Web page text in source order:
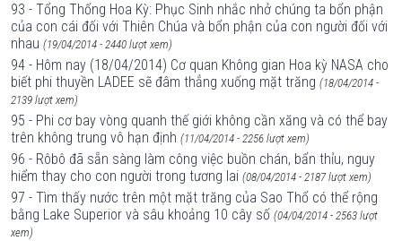
93 - Tổng Thống Hoa Kỳ: Phục Sinh nhắc nhở chúng ta bổn phận
của con cái đối với Thiên Chúa và bổn phận của con người đối với
nhau (19/04/2014 - 2440 lượt xem)
94 - Hôm nay (18/04/2014) Cơ quan Không gian Hoa kỳ NASA cho
biết phi thuyền LADEE sẽ đâm thẳng xuống mặt trăng (18/04/2014 -
2139 lượt xem)
95 - Phi cơ bay vòng quanh thế giới không cần xăng và có thể bay
trên không trung vô hạn định (11/04/2014 - 2256 lượt xem)
96 - Rôbô đã sẵn sàng làm công việc buồn chán, bẩn thỉu, nguy
hiểm thay cho con người trong tương lai (08/04/2014 - 2187 lượt xem)
97 - Tìm thấy nước trên một mặt trăng của Sao Thổ có thể rộng
bằng Lake Superior và sâu khoảng 10 cây số (04/04/2014 - 2563 lượt
xem)